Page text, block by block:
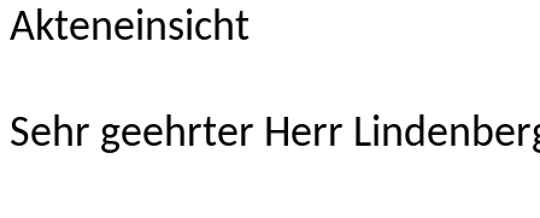
Akteneinsicht
Sehr geehrter Herr